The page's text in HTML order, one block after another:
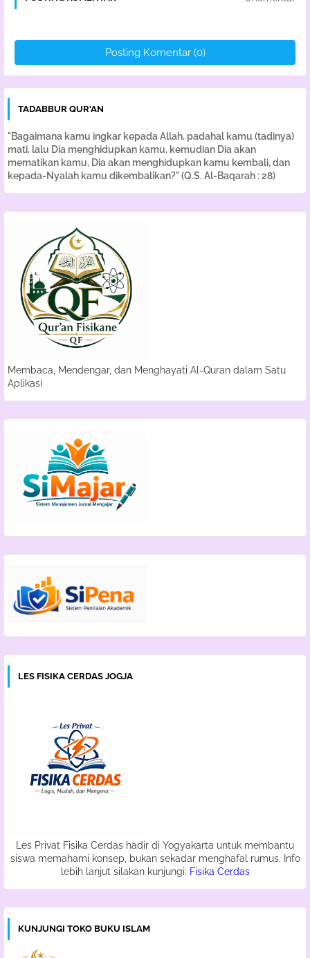
Posting Komentar (0)
TADABBUR QUR'AN
"Bagaimana kamu ingkar kepada Allah, padahal kamu (tadinya)
mati, lalu Dia menghidupkan kamu, kemudian Dia akan
mematikan kamu, Dia akan menghidupkan kamu kembali, dan
kepada-Nyalah kamu dikembalikan?" (Q.S. Al-Baqarah : 28)
Membaca, Mendengar, dan Menghayati Al-Quran dalam Satu
Aplikasi
LES FISIKA CERDAS JOGJA
Les Privat Fisika Cerdas hadir di Yogyakarta untuk membantu
siswa memahami konsep, bukan sekadar menghafal rumus. Info
lebih lanjut silakan kunjungi: Fisika Cerdas
KUNJUNGI TOKO BUKU ISLAM